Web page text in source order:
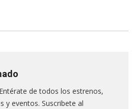
de todos los estrenos,
y eventos. Suscribete al